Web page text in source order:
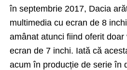
în septembrie 2017, Dacia
multimedia cu ecran de 8
amânat atunci fiind oferit doar
ecran de 7 inchi. Iată că
acum în producție de serie în